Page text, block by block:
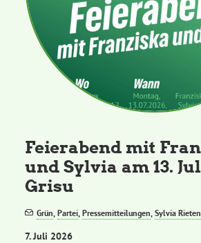
Feierabend mit
und Sylvia am 13.
Grisu
Grün,Partei,Pressemitteilungen,Sylvia
7. Juli 2026